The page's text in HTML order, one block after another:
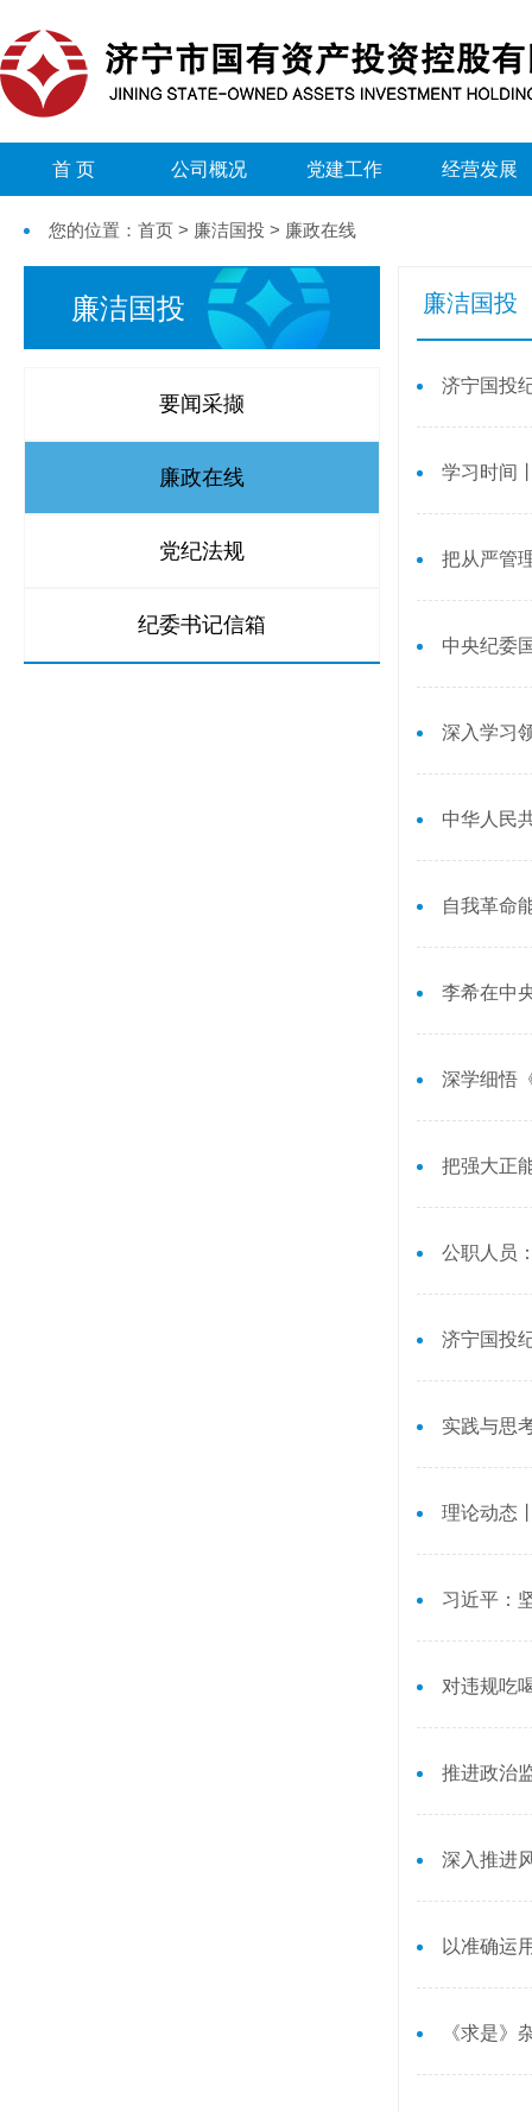
首 页 公司概况 党建工作 经营发展
您的位置：首页 > 廉洁国投 > 廉政在线
廉洁国投
要闻采撷
廉政在线
党纪法规
纪委书记信箱
廉洁国投
济宁国投
学习时间
把从严管
中央纪委
深入学习
中华人民
自我革命
李希在中
深学细悟
把强大正
公职人员
济宁国投
实践与思
理论动态
习近平：
对违规吃
推进政治
深入推进
以准确运
《求是》